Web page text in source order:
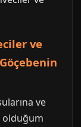
ve
ve
olduğum